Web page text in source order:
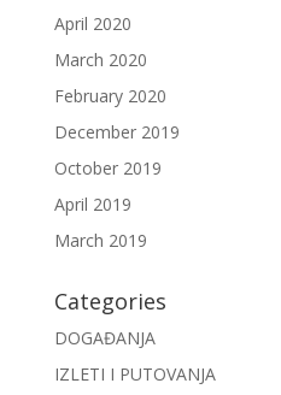
April 2020
March 2020
February 2020
December 2019
October 2019
April 2019
March 2019
Categories
DOGAĐANJA
IZLETI I PUTOVANJA